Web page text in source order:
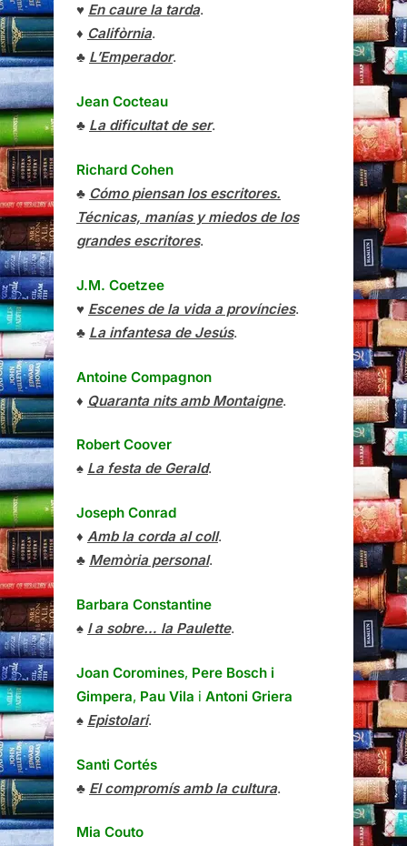
♥ En caure la tarda.
♦ Califòrnia.
♣ L’Emperador.
Jean Cocteau
♣ La dificultat de ser.
Richard Cohen
♣ Cómo piensan los escritores.
Técnicas, manías y miedos de los
grandes escritores.
J.M. Coetzee
♥ Escenes de la vida a províncies.
♣ La infantesa de Jesús.
Antoine Compagnon
♦ Quaranta nits amb Montaigne.
Robert Coover
♠ La festa de Gerald.
Joseph Conrad
♦ Amb la corda al coll.
♣ Memòria personal.
Barbara Constantine
♠ I a sobre… la Paulette.
Joan Coromines, Pere Bosch i
Gimpera, Pau Vila i Antoni Griera
♠ Epistolari.
Santi Cortés
♣ El compromís amb la cultura.
Mia Couto